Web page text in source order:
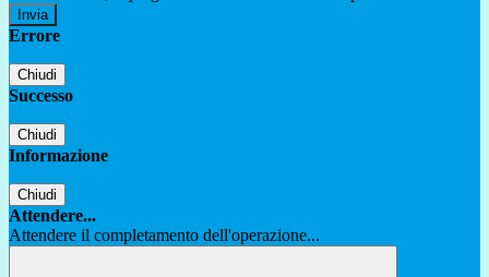
Errore
Chiudi
Successo
Chiudi
Informazione
Chiudi
Attendere...
Attendere il completamento dell'operazione...